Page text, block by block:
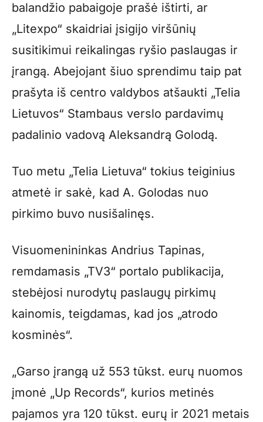
balandžio pabaigoje prašė ištirti, ar
„Litexpo“ skaidriai įsigijo viršūnių
susitikimui reikalingas ryšio paslaugas ir
įrangą. Abejojant šiuo sprendimu taip pat
prašyta iš centro valdybos atšaukti „Telia
Lietuvos“ Stambaus verslo pardavimų
padalinio vadovą Aleksandrą Golodą.
Tuo metu „Telia Lietuva“ tokius teiginius
atmetė ir sakė, kad A. Golodas nuo
pirkimo buvo nusišalinęs.
Visuomenininkas Andrius Tapinas,
remdamasis „TV3“ portalo publikacija,
stebėjosi nurodytų paslaugų pirkimų
kainomis, teigdamas, kad jos „atrodo
kosminės“.
„Garso įrangą už 553 tūkst. eurų nuomos
įmonė „Up Records“, kurios metinės
pajamos yra 120 tūkst. eurų ir 2021 metais